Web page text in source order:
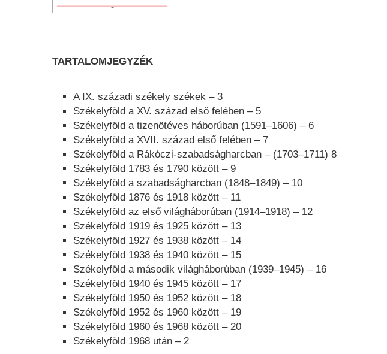
TARTALOMJEGYZÉK
A IX. századi székely székek – 3
Székelyföld a XV. század első felében – 5
Székelyföld a tizenötéves háborúban (1591–1606) – 6
Székelyföld a XVII. század első felében – 7
Székelyföld a Rákóczi-szabadságharcban – (1703–1711) 8
Székelyföld 1783 és 1790 között – 9
Székelyföld a szabadságharcban (1848–1849) – 10
Székelyföld 1876 és 1918 között – 11
Székelyföld az első világháborúban (1914–1918) – 12
Székelyföld 1919 és 1925 között – 13
Székelyföld 1927 és 1938 között – 14
Székelyföld 1938 és 1940 között – 15
Székelyföld a második világháborúban (1939–1945) – 16
Székelyföld 1940 és 1945 között – 17
Székelyföld 1950 és 1952 között – 18
Székelyföld 1952 és 1960 között – 19
Székelyföld 1960 és 1968 között – 20
Székelyföld 1968 után – 2